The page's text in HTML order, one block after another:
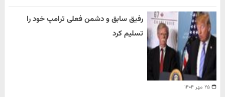
۲۵ مهر ۱۴۰۴
رفیق سابق و دشمن فعلی ترامپ خود را
تسلیم کرد